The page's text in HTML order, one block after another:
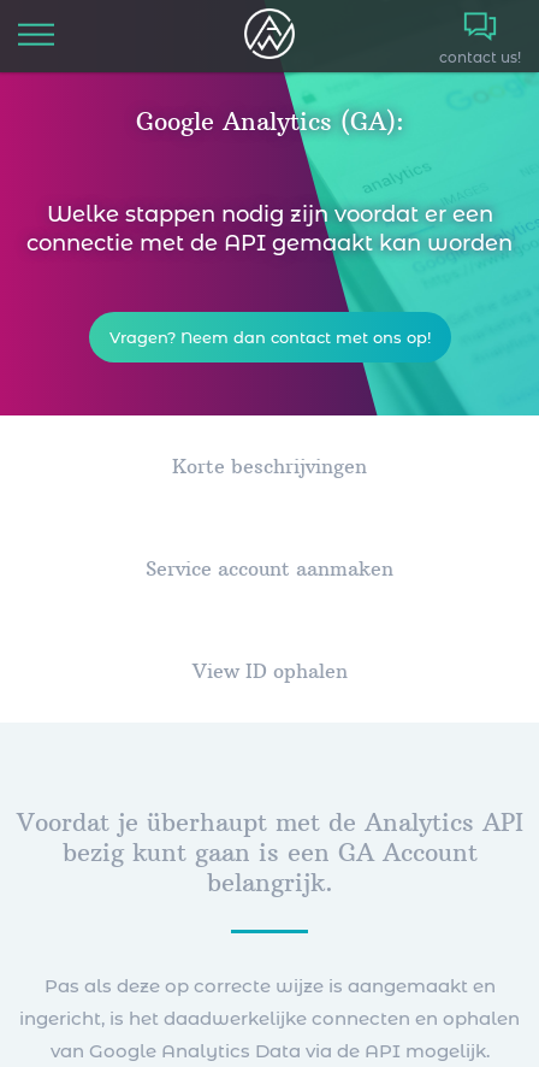
contact us!
Home
Services
Contact
Google Analytics (GA):
Welke stappen nodig zijn voordat er een
connectie met de API gemaakt kan worden
Vragen? Neem dan contact met ons op!
Korte beschrijvingen
Service account aanmaken
View ID ophalen
Voordat je überhaupt met de Analytics API
bezig kunt gaan is een GA Account
belangrijk.
Pas als deze op correcte wijze is aangemaakt en
ingericht, is het daadwerkelijke connecten en ophalen
van Google Analytics Data via de API mogelijk.